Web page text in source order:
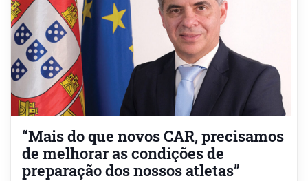
“Mais do que novos CAR, precisamos
de melhorar as condições de
preparação dos nossos atletas”